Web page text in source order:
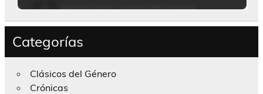
Categorías
Clásicos del Género
Crónicas